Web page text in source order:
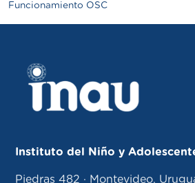
Funcionamiento OSC
Instituto del Niño y
Piedras 482 · Montevideo,